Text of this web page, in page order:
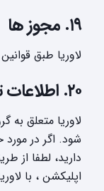
۱۹. مجوز ها
لاوریا طبق
۲۰. اطلاعات تماس
لاوریا متعلق به
شود. اگر در
دارید، لطفا از
اپلیکشن ، با